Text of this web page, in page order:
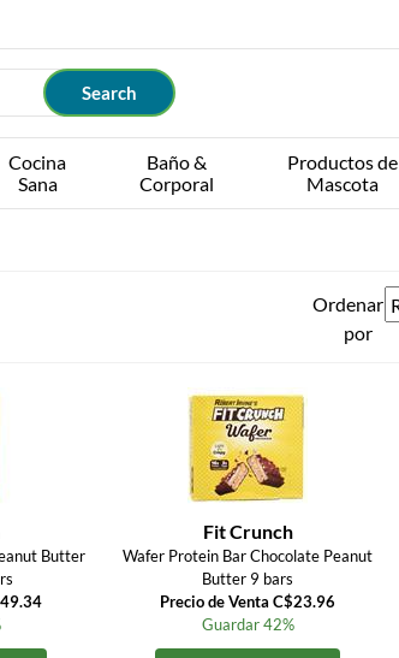
Cocina
Sana
Baño &
Corporal
Productos de
Mascota
Ordenar
por
Butter
Fit Crunch
Wafer Protein Bar Chocolate Peanut
Butter 9 bars
Precio de Venta C$23.96
Guardar 42%